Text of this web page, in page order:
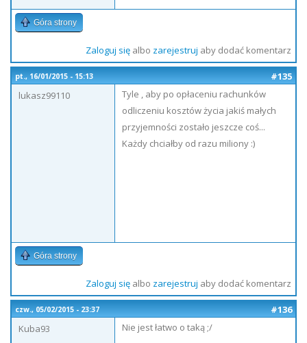
Góra strony
Zaloguj sięalbo zarejestruj aby dodać komentarz
pt., 16/01/2015 - 15:13
#135
lukasz99110
Tyle , aby po opłaceniu rachunków
odliczeniu kosztów życia jakiś małych
przyjemności zostało jeszcze coś...
Każdy chciałby od razu miliony :)
Góra strony
Zaloguj sięalbo zarejestruj aby dodać komentarz
czw., 05/02/2015 - 23:37
#136
Kuba93
Nie jest łatwo o taką ;/